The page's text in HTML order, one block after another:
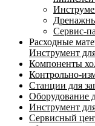
Сервис-
Расходные
Инструмент
Компоненты
Контрольно-
Станции для
Оборудование
Инструмент
Сервисный